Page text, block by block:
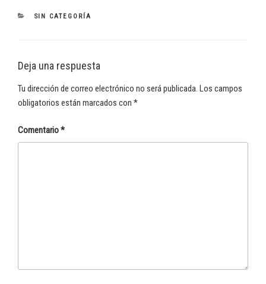
CATEGORÍAS
SIN CATEGORÍA
Deja una respuesta
Tu dirección de correo electrónico no será publicada. Los campos
obligatorios están marcados con *
Comentario*